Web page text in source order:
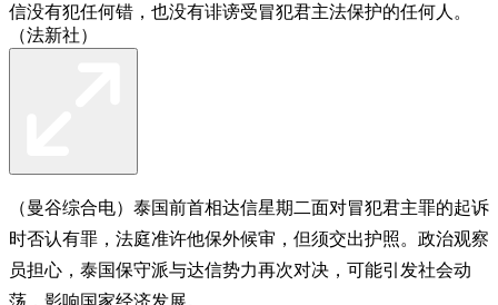
信没有犯任何错，也没有诽谤受冒犯君主法保护的任何人。
（法新社）
（曼谷综合电）泰国前首相达信星期二面对冒犯君主罪的起诉
时否认有罪，法庭准许他保外候审，但须交出护照。政治观察
员担心，泰国保守派与达信势力再次对决，可能引发社会动
荡，影响国家经济发展。